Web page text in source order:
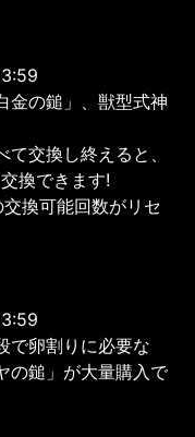
金の鎚」、獣型式神
交換し終えると、
換できます!
換可能回数がリセ
で卵割りに必要な
の鎚」が大量購入で